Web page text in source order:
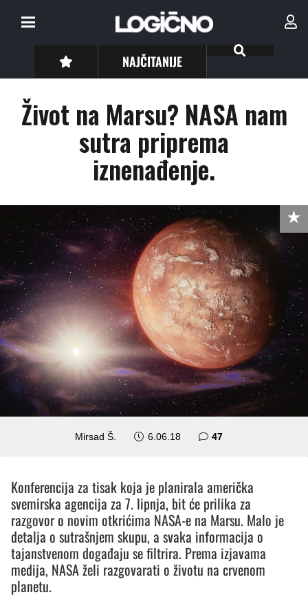
NAJČITANIJE
Život na Marsu? NASA nam
sutra priprema
iznenađenje.
Mirsad Š. 6.06.18 47komentara
Konferencija za tisak koja je planirala američka
svemirska agencija za 7. lipnja, bit će prilika za
razgovor o novim otkrićima NASA-e na Marsu. Malo je
detalja o sutrašnjem skupu, a svaka informacija o
tajanstvenom događaju se filtrira. Prema izjavama
medija, NASA želi razgovarati o životu na crvenom
planetu.